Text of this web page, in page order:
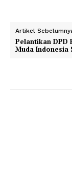
Artikel
Pelantikan DPD
Muda Indonesia